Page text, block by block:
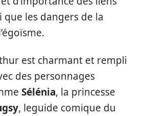
les dangers de la
est charmant et rempli
des personnages
Sélénia, la princesse
, leguide comique du